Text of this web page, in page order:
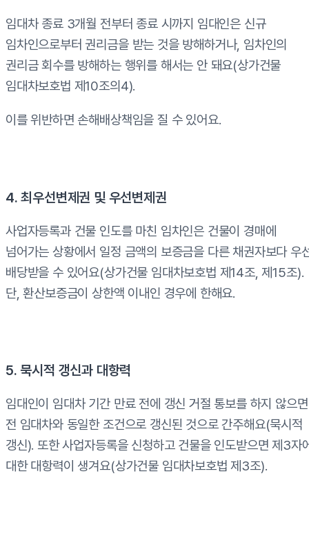
임대차 종료 3개월 전부터 종료 시까지 임대인은 신규
임차인으로부터 권리금을 받는 것을 방해하거나, 임차인의
권리금 회수를 방해하는 행위를 해서는 안 돼요(상가건물
임대차보호법 제10조의4).
이를 위반하면 손해배상책임을 질 수 있어요.
4. 최우선변제권 및 우선변제권
사업자등록과 건물 인도를 마친 임차인은 건물이 경매에
넘어가는 상황에서 일정 금액의 보증금을 다른 채권자보다 우
배당받을 수 있어요(상가건물 임대차보호법 제14조, 제15조).
단, 환산보증금이 상한액 이내인 경우에 한해요.
5. 묵시적 갱신과 대항력
임대인이 임대차 기간 만료 전에 갱신 거절 통보를 하지 않으면
전 임대차와 동일한 조건으로 갱신된 것으로 간주해요(묵시적
갱신). 또한 사업자등록을 신청하고 건물을 인도받으면 제3자
대한 대항력이 생겨요(상가건물 임대차보호법 제3조).